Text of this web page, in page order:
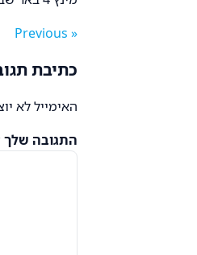
« Previous
כתיבת
האימייל לא
התגובה שלך